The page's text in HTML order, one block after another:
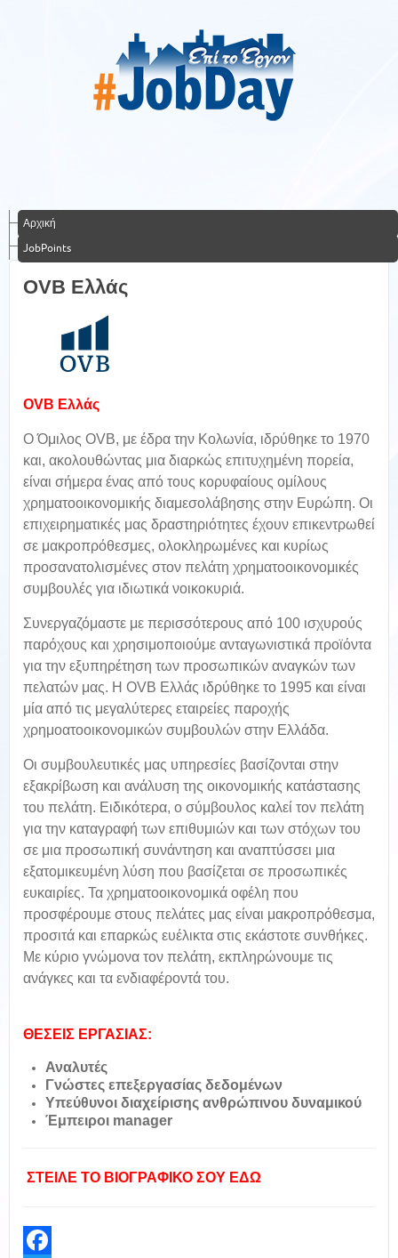
Αρχική
JobPoints
OVB Ελλάς
OVB Ελλάς
Ο Όμιλος OVB, με έδρα την Κολωνία, ιδρύθηκε το 1970
και, ακολουθώντας μια διαρκώς επιτυχημένη πορεία,
είναι σήμερα ένας από τους κορυφαίους ομίλους
χρηματοοικονομικής διαμεσολάβησης στην Ευρώπη. Οι
επιχειρηματικές μας δραστηριότητες έχουν επικεντρωθεί
σε μακροπρόθεσμες, ολοκληρωμένες και κυρίως
προσανατολισμένες στον πελάτη χρηματοοικονομικές
συμβουλές για ιδιωτικά νοικοκυριά.
Συνεργαζόμαστε με περισσότερους από 100 ισχυρούς
παρόχους και χρησιμοποιούμε ανταγωνιστικά προϊόντα
για την εξυπηρέτηση των προσωπικών αναγκών των
πελατών μας. Η OVB Ελλάς ιδρύθηκε το 1995 και είναι
μία από τις μεγαλύτερες εταιρείες παροχής
χρημοατοοικονομικών συμβουλών στην Ελλάδα.
Οι συμβουλευτικές μας υπηρεσίες βασίζονται στην
εξακρίβωση και ανάλυση της οικονομικής κατάστασης
του πελάτη. Ειδικότερα, ο σύμβουλος καλεί τον πελάτη
για την καταγραφή των επιθυμιών και των στόχων του
σε μια προσωπική συνάντηση και αναπτύσσει μια
εξατομικευμένη λύση που βασίζεται σε προσωπικές
ευκαιρίες. Τα χρηματοοικονομικά οφέλη που
προσφέρουμε στους πελάτες μας είναι μακροπρόθεσμα,
προσιτά και επαρκώς ευέλικτα στις εκάστοτε συνθήκες.
Με κύριο γνώμονα τον πελάτη, εκπληρώνουμε τις
ανάγκες και τα ενδιαφέροντά του.
ΘΕΣΕΙΣ ΕΡΓΑΣΙΑΣ:
Αναλυτές
Γνώστες επεξεργασίας δεδομένων
Υπεύθυνοι διαχείρισης ανθρώπινου δυναμικού
Έμπειροι manager
ΣΤΕΙΛΕ ΤΟ ΒΙΟΓΡΑΦΙΚΟ ΣΟΥ ΕΔΩ